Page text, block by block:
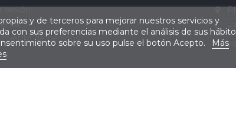
sesión
de pedidos
y de terceros para mejorar nuestros servicios y
con sus preferencias mediante el análisis de sus
sobre su uso pulse el botón Acepto.
Más